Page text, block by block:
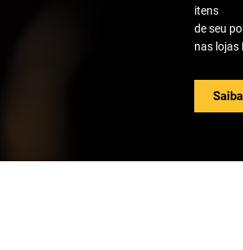
itens
de seu
nas lojas